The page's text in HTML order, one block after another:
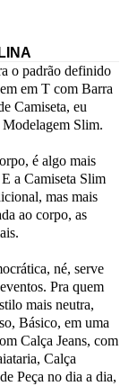
o padrão definido
em T com Barra
Camiseta, eu
Slim.
é algo mais
a Camiseta Slim
mas mais
ao corpo, as
né, serve
Pra quem
mais neutra,
Básico, em uma
Calça Jeans, com
Calça
Peça no dia a dia,